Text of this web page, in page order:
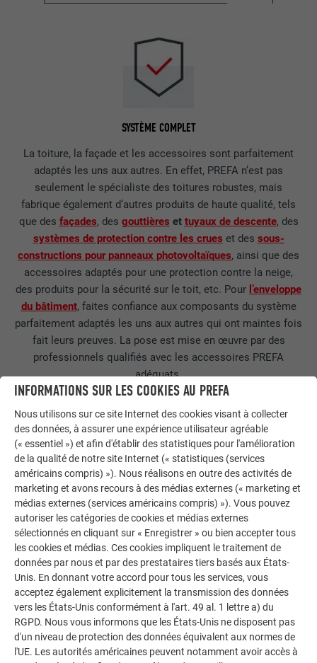
SYSTÈME COMPLET
La toiture, la façade et les accessoires sont parfaitement
adaptés les uns aux autres. En effet, PREFA n’est pas
seulement le spécialiste des toitures robustes, mais
fabrique également d’autres produits de haute qualité, tels
que des façades, des gouttières et tuyaux de descente, des
systèmes de protection contre les crues et des sous-
constructions pour panneaux photovoltaïques, ainsi que des
accessoires adaptés pour une protection contre la neige,
des produits pour la sécurité sur le toit, etc. Pour l’enveloppe
du bâtiment, faites confiance aux composants du système
parfaitement adaptés les uns aux autres qui ont maintes fois
fait leurs preuves. La pose est mise en œuvre par des
professionnels qualifiés avec les accessoires PREFA
adéquats.
L’ALUMINIUM EST RECYCLABLE À 100 %.
L’aluminium peut être recyclé aussi souvent que souhaité
sans perte de qualité. Et qui plus est, la production
d’aluminium secondaire requiert 95 % d’énergie de moins
que celle d’aluminium primaire.
INFORMATIONS SUR LES COOKIES AU PREFA
Nous utilisons sur ce site Internet des cookies visant à collecter
des données, à assurer une expérience utilisateur agréable
(« essentiel ») et afin d'établir des statistiques pour l'amélioration
de la qualité de notre site Internet (« statistiques (services
américains compris) »). Nous réalisons en outre des activités de
marketing et avons recours à des médias externes (« marketing et
médias externes (services américains compris) »). Vous pouvez
autoriser les catégories de cookies et médias externes
sélectionnés en cliquant sur « Enregistrer » ou bien accepter tous
les cookies et médias. Ces cookies impliquent le traitement de
données par nous et par des prestataires tiers basés aux États-
Unis. En donnant votre accord pour tous les services, vous
acceptez également explicitement la transmission des données
vers les États-Unis conformément à l'art. 49 al. 1 lettre a) du
RGPD. Nous vous informons que les États-Unis ne disposent pas
d'un niveau de protection des données équivalent aux normes de
l'UE. Les autorités américaines peuvent notamment avoir accès à